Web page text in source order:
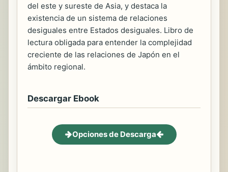
del este y sureste de Asia, y destaca la
existencia de un sistema de relaciones
desiguales entre Estados desiguales. Libro de
lectura obligada para entender la complejidad
creciente de las relaciones de Japón en el
ámbito regional.
Descargar Ebook
Opciones de Descarga